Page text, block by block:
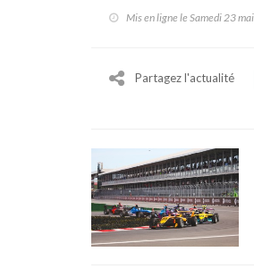
Mis en ligne le Samedi 23
Partagez l'actualité